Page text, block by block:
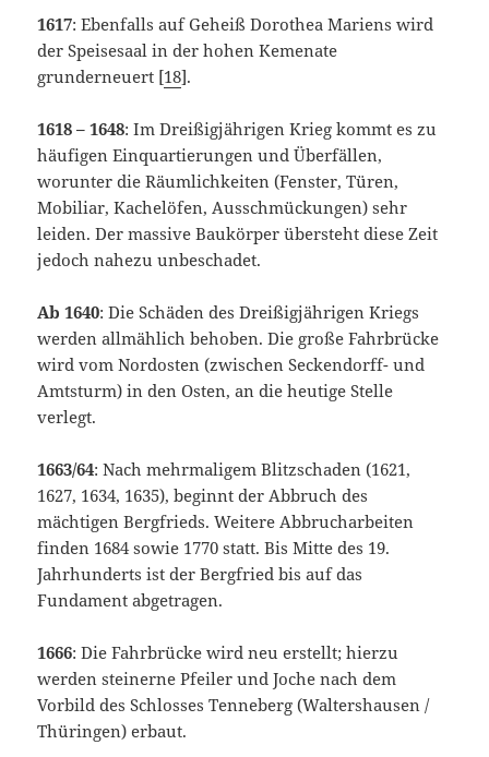
1617: Ebenfalls auf Geheiß Dorothea Mariens wird
der Speisesaal in der hohen Kemenate
grunderneuert [18].
1618 – 1648: Im Dreißigjährigen Krieg kommt es zu
häufigen Einquartierungen und Überfällen,
worunter die Räumlichkeiten (Fenster, Türen,
Mobiliar, Kachelöfen, Ausschmückungen) sehr
leiden. Der massive Baukörper übersteht diese Zeit
jedoch nahezu unbeschadet.
Ab 1640: Die Schäden des Dreißigjährigen Kriegs
werden allmählich behoben. Die große Fahrbrücke
wird vom Nordosten (zwischen Seckendorff- und
Amtsturm) in den Osten, an die heutige Stelle
verlegt.
1663/64: Nach mehrmaligem Blitzschaden (1621,
1627, 1634, 1635), beginnt der Abbruch des
mächtigen Bergfrieds. Weitere Abbrucharbeiten
finden 1684 sowie 1770 statt. Bis Mitte des 19.
Jahrhunderts ist der Bergfried bis auf das
Fundament abgetragen.
1666: Die Fahrbrücke wird neu erstellt; hierzu
werden steinerne Pfeiler und Joche nach dem
Vorbild des Schlosses Tenneberg (Waltershausen /
Thüringen) erbaut.